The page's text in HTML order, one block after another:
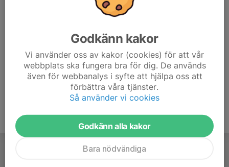
Godkänn kakor
Vi använder oss av kakor (cookies) för att vår
webbplats ska fungera bra för dig. De används
även för webbanalys i syfte att hjälpa oss att
förbättra våra tjänster.
Så använder vi cookies
Godkänn alla kakor
Bara nödvändiga